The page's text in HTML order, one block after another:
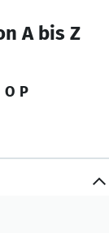
A bis Z
O P